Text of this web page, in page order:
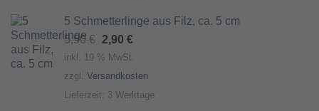
5 Schmetterlinge aus Filz, ca. 5 cm
5,50 €
Ursprünglicher
Preis
2,90 €Aktueller
inkl. 19 % MwSt.
zzgl. Versandkosten
Lieferzeit: 3 Werktage